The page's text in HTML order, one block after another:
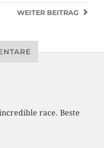
WEITER BEITRAG
race. Beste